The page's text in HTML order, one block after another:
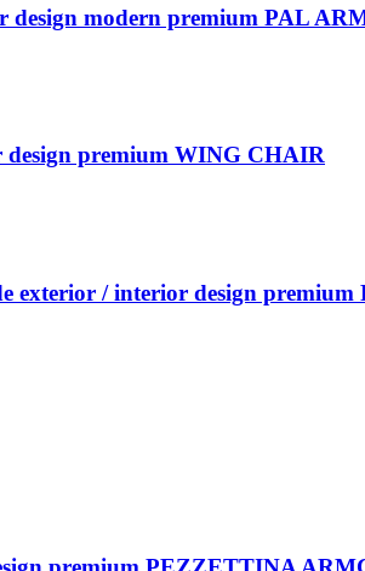
design modern premium PAL
design premium WING CHAIR
exterior / interior design